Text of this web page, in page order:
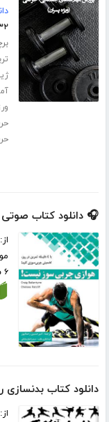
🎧 دانلود کتاب
۶ ساعت و ۱۹ دقیقه
دانلود کتاب بدنسازی
از: